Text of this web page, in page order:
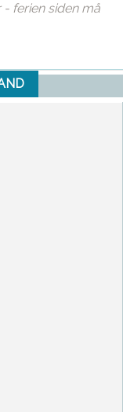
ferien siden må